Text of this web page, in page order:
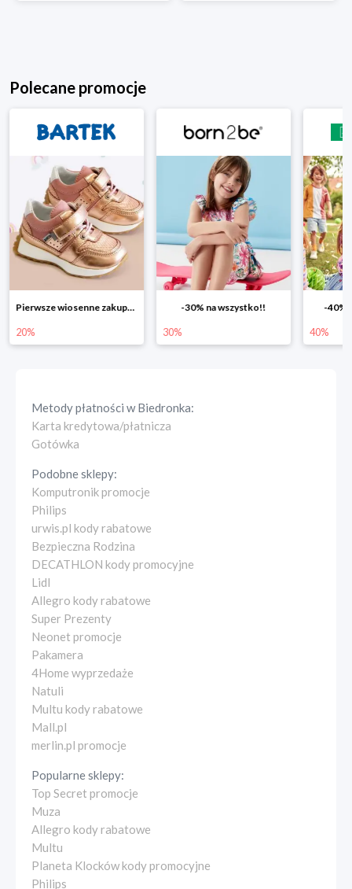
Polecane promocje
Pierwsze wiosenne zakupy -20%
20%
-30% na wszystko!!
30%
-40%
40%
Metody płatności wBiedronka:
Karta kredytowa/płatnicza
Gotówka
Podobne sklepy:
Komputronik promocje
Philips
urwis.pl kody rabatowe
Bezpieczna Rodzina
DECATHLON kody promocyjne
Lidl
Allegro kody rabatowe
Super Prezenty
Neonet promocje
Pakamera
4Home wyprzedaże
Natuli
Multu kody rabatowe
Mall.pl
merlin.pl promocje
Popularne sklepy:
Top Secret promocje
Muza
Allegro kody rabatowe
Multu
Planeta Klocków kody promocyjne
Philips